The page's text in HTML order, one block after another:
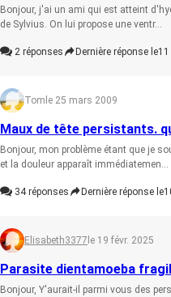
Bonjour, j'ai un ami qui est atteint
de Sylvius. On lui propose une ventr...
2 réponses Dernière réponse le
Tom le 25 mars 2009
Maux de tête persistants.
Bonjour, mon problème étant que je
et la douleur apparaît immédiatemen...
34réponses Dernière réponse le
Elisabeth3377 le 19 févr. 2025
Parasite dientamoeba
Bonjour, Y'aurait-il parmi vous des